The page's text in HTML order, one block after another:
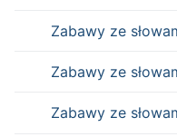
Zabawy ze
Zabawy ze
Zabawy ze